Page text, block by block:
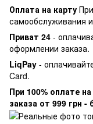
Оплата на карту
самообслуживания
Приват 24 -
оформлении заказа.
LiqPay -
Card.
При 100% оплате
заказа от 999 грн -